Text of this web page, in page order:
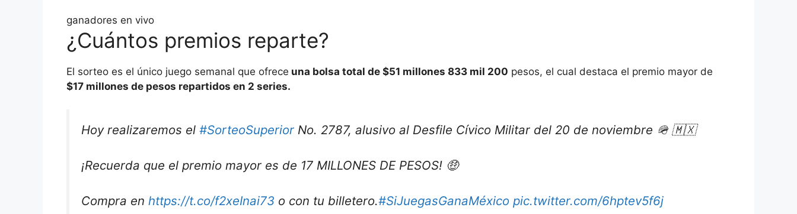
ganadores en vivo
¿Cuántos premios reparte?
El sorteo es el único juego semanal que ofrece una bolsa total de $51 millones 833 mil 200 pesos, el cual destaca el premio mayor de
$17 millones de pesos repartidos en 2 series.
Hoy realizaremos el #SorteoSuperior No. 2787, alusivo al Desfile Cívico Militar del 20 de noviembre 🪖 🇲🇽
¡Recuerda que el premio mayor es de 17 MILLONES DE PESOS! 🤑
Compra en https://t.co/f2xeInai73 o con tu billetero.#SiJuegasGanaMéxico pic.twitter.com/6hptev5f6j